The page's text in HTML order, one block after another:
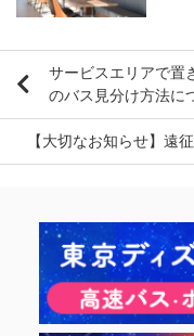
サービスエリアで置
のバス見分け方法に
【大切なお知らせ】遠